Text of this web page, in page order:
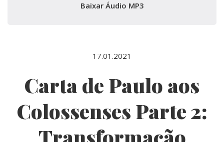
Baixar Áudio MP3
17.01.2021
Carta de Paulo aos
Colossenses Parte 2: